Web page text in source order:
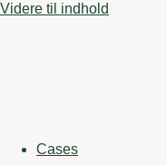
Videre til indhold
Cases